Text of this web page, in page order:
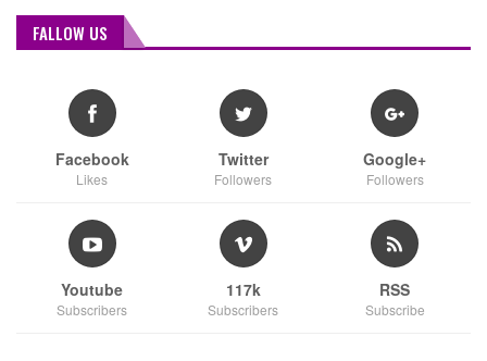
FALLOW US
Facebook
Likes
Twitter
Followers
Google+
Followers
Youtube
Subscribers
117k
Subscribers
RSS
Subscribe